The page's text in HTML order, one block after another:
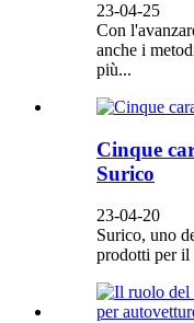
23-04-25
Con
anche i
più...
Cinque
Surico
23-04-20
Surico, uno
prodotti per il